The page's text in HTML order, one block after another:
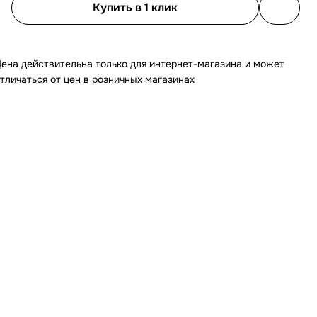
Купить в 1 клик
действительна только для интернет-магазина и может
от цен в розничных магазинах